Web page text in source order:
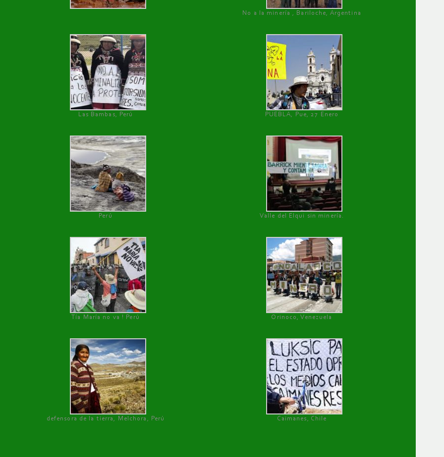
No a la minería , Bariloche, Argentina
Las Bambas, Perú PUEBLA, Pue, 27 Enero
Perú Valle del Elqui sin minería.
Tía María no va ! Perú Orinoco, Venezuela
defensora de la tierra, Melchora, Perú Caimanes, Chile